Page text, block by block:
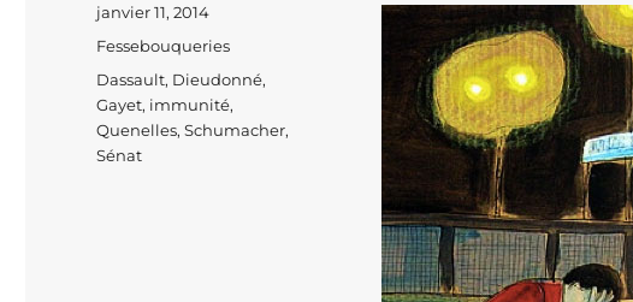
Publié
janvier 11, 2014
Catégories
Fessebouqueries
Étiquettes
Dassault, Dieudonné,
Gayet, immunité,
Quenelles,Schumacher,
Sénat